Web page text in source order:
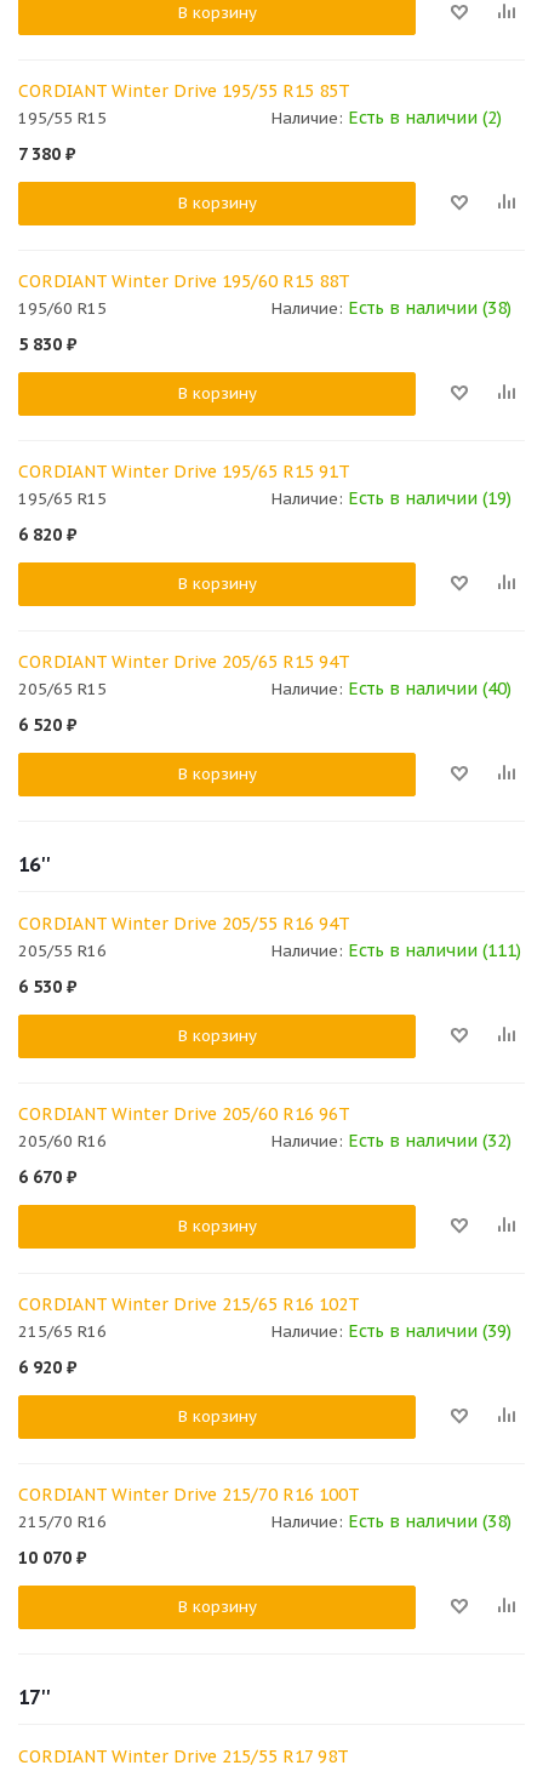
В корзину
CORDIANT Winter Drive 195/55 R15 85T
195/55 R15 Наличие: Есть в наличии (2)
7 380 ₽
В корзину
CORDIANT Winter Drive 195/60 R15 88T
195/60 R15 Наличие: Есть в наличии (38)
5 830 ₽
В корзину
CORDIANT Winter Drive 195/65 R15 91T
195/65 R15 Наличие: Есть в наличии (19)
6 820 ₽
В корзину
CORDIANT Winter Drive 205/65 R15 94T
205/65 R15 Наличие: Есть в наличии (40)
6 520 ₽
В корзину
16''
CORDIANT Winter Drive 205/55 R16 94T
205/55 R16 Наличие: Есть в наличии (111)
6 530 ₽
В корзину
CORDIANT Winter Drive 205/60 R16 96T
205/60 R16 Наличие: Есть в наличии (32)
6 670 ₽
В корзину
CORDIANT Winter Drive 215/65 R16 102T
215/65 R16 Наличие: Есть в наличии (39)
6 920 ₽
В корзину
CORDIANT Winter Drive 215/70 R16 100T
215/70 R16 Наличие: Есть в наличии (38)
10 070 ₽
В корзину
17''
CORDIANT Winter Drive 215/55 R17 98T